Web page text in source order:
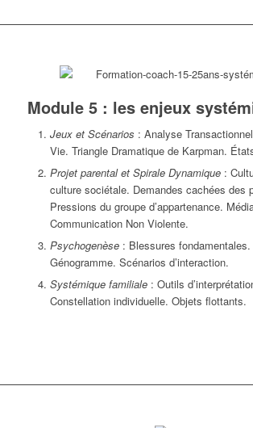
Module 5 : les enjeux
Jeux et Scénarios : Analyse
Vie. Triangle Dramatique de Karpman.
Projet parental et Spirale Dynamique:
culture sociétale. Demandes cachées des
Pressions du groupe d’appartenance.
Communication Non Violente.
Psychogenèse: Blessures
Génogramme. Scénarios d’interaction.
Systémique familiale: Outils
Constellation individuelle. Objets flottants.